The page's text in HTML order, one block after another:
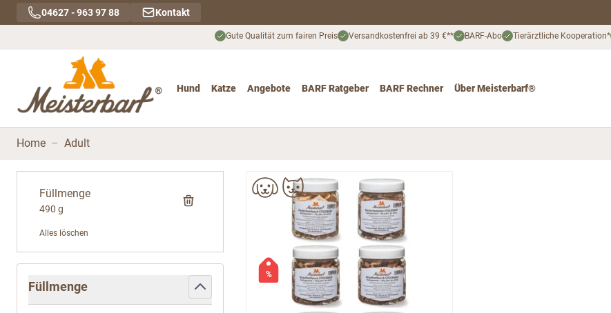
Direkt zum Inhalt
04627 - 963 97 88 Kontakt
Gute Qualität zum fairen Preis Versandkostenfrei ab 39 €** BARF-Abo Tierärztliche Kooperation*
Hund
Katze
Angebote
BARF Ratgeber BARF Rechner Über Meisterbarf®
Home – Adult
Füllmenge
490 g
Alles löschen
Füllmenge
filter
%